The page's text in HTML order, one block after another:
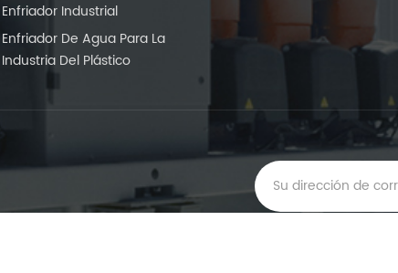
Enfriador Industrial
Enfriador De Agua Para La
Industria Del Plástico